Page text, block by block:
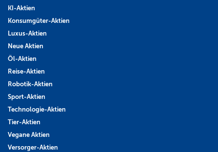
KI-Aktien
Konsumgüter-Aktien
Luxus-Aktien
Neue Aktien
Öl-Aktien
Reise-Aktien
Robotik-Aktien
Sport-Aktien
Technologie-Aktien
Tier-Aktien
Vegane Aktien
Versorger-Aktien